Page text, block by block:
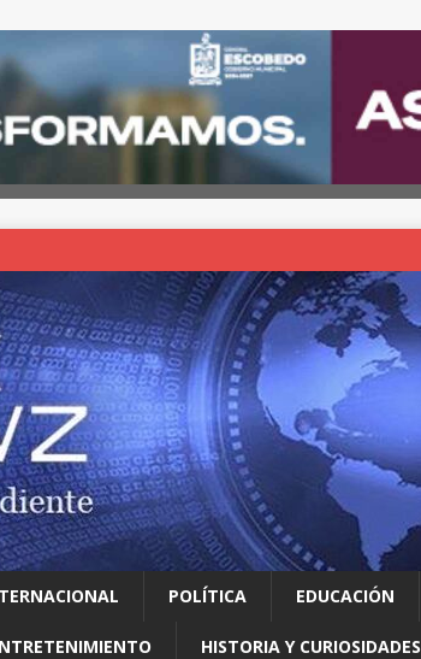
POLÍTICA EDUCACIÓN
HISTORIA Y CURIOSIDADES